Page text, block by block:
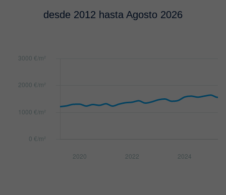
desde 2012 hasta Agosto 2026